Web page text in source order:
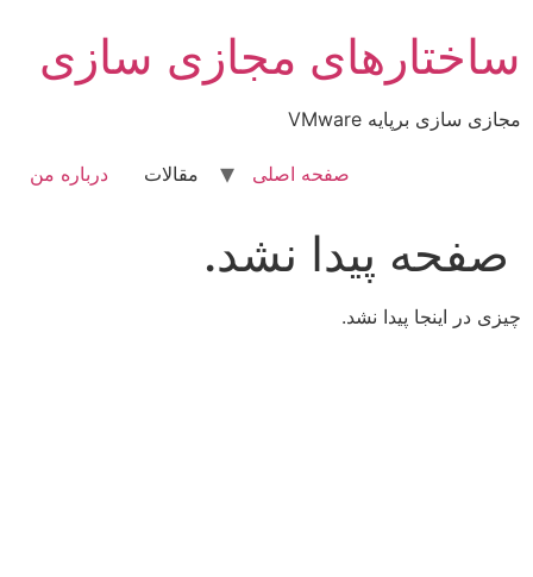
محتوا
ساختارهای مجازی سازی
مجازی سازی برپایه VMware
صفحه اصلی مقالات درباره من
صفحه پیدا نشد.
چیزی در اینجا پیدا نشد.